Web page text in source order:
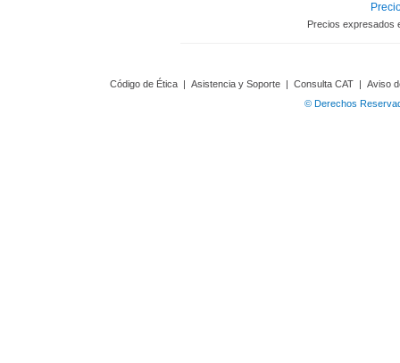
Precios expresados
Código de Ética | Asistencia y Soporte | Consulta CAT | Aviso
© Derechos